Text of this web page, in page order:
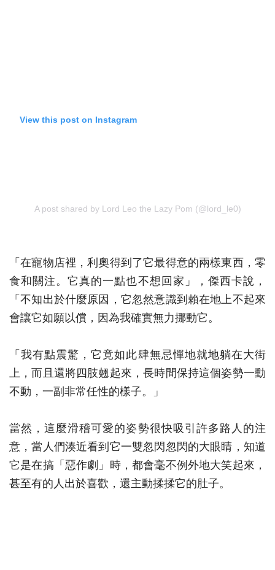
View this post on Instagram
A post shared by Lord Leo the Lazy Pom (@lord_le0)
「在寵物店裡，利奧得到了它最得意的兩樣東西，零
食和關注。它真的一點也不想回家」，傑西卡說，
「不知出於什麼原因，它忽然意識到賴在地上不起來
會讓它如願以償，因為我確實無力挪動它。
「我有點震驚，它竟如此肆無忌憚地就地躺在大街
上，而且還將四肢翹起來，長時間保持這個姿勢一動
不動，一副非常任性的樣子。」
當然，這麼滑稽可愛的姿勢很快吸引許多路人的注
意，當人們湊近看到它一雙忽閃忽閃的大眼睛，知道
它是在搞「惡作劇」時，都會毫不例外地大笑起來，
甚至有的人出於喜歡，還主動揉揉它的肚子。